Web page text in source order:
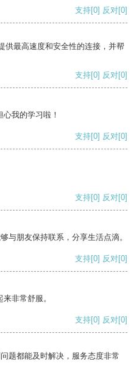
支持[0] 反对[0]
供最高速度和安全性的连接，并帮
支持[0] 反对[0]
我的学习啦！
支持[0] 反对[0]
支持[0] 反对[0]
与朋友保持联系，分享生活点滴。
支持[0] 反对[0]
非常舒服。
支持[0] 反对[0]
题都能及时解决，服务态度非常